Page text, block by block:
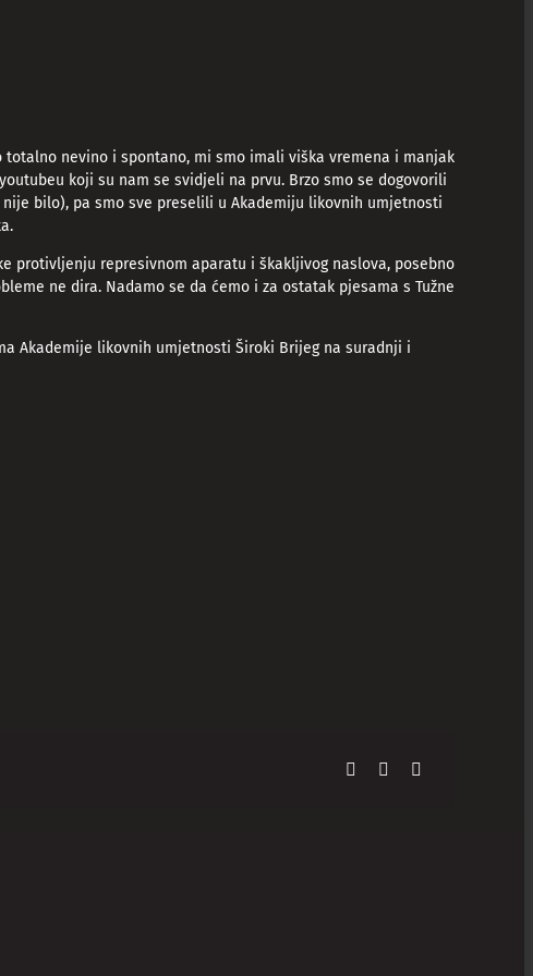
nevino i spontano, mi smo imali viška vremena i manjak
koji su nam se svidjeli na prvu. Brzo smo se dogovorili
bilo), pa smo sve preselili u Akademiju likovnih umjetnosti
protivljenju represivnom aparatu i škakljivog naslova, posebno
ne dira. Nadamo se da ćemo i za ostatak pjesama s Tužne
Akademije likovnih umjetnosti Široki Brijeg na suradnji i